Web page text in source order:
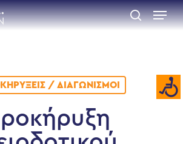
search
Menu
/ ΔΙΑΓΩΝΙΣΜΟΊ